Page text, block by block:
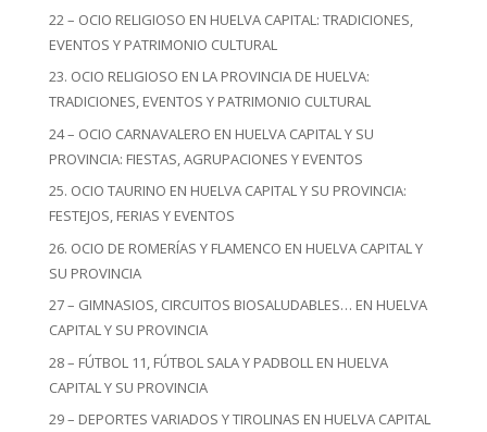
22 – OCIO RELIGIOSO EN HUELVA CAPITAL: TRADICIONES,
EVENTOS Y PATRIMONIO CULTURAL
23. OCIO RELIGIOSO EN LA PROVINCIA DE HUELVA:
TRADICIONES, EVENTOS Y PATRIMONIO CULTURAL
24 – OCIO CARNAVALERO EN HUELVA CAPITAL Y SU
PROVINCIA: FIESTAS, AGRUPACIONES Y EVENTOS
25. OCIO TAURINO EN HUELVA CAPITAL Y SU PROVINCIA:
FESTEJOS, FERIAS Y EVENTOS
26. OCIO DE ROMERÍAS Y FLAMENCO EN HUELVA CAPITAL Y
SU PROVINCIA
27 – GIMNASIOS, CIRCUITOS BIOSALUDABLES… EN HUELVA
CAPITAL Y SU PROVINCIA
28 – FÚTBOL 11, FÚTBOL SALA Y PADBOLL EN HUELVA
CAPITAL Y SU PROVINCIA
29 – DEPORTES VARIADOS Y TIROLINAS EN HUELVA CAPITAL